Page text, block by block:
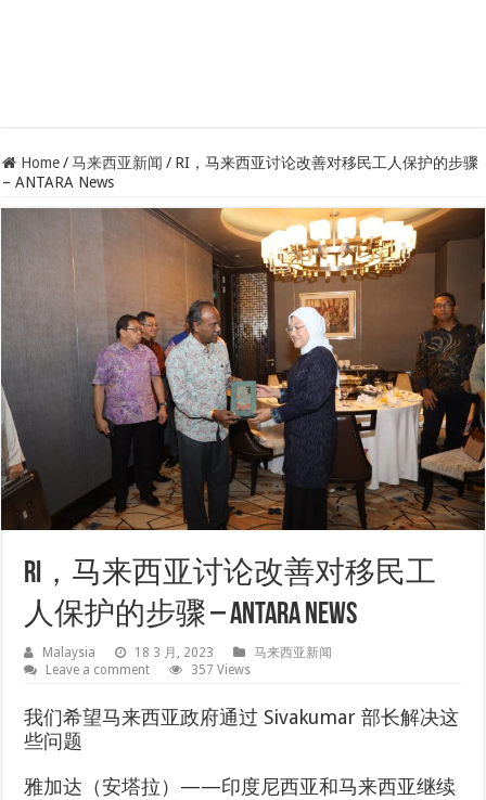
Home / 马来西亚新闻 / RI，马来西亚讨论改善对移民工人保护的步骤
– ANTARA News
RI，马来西亚讨论改善对移民工
人保护的步骤 – ANTARA News
Malaysia 18 3 月, 2023
马来西亚新闻
Leave a comment
357 Views
我们希望马来西亚政府通过 Sivakumar 部长解决这
些问题
雅加达（安塔拉）——印度尼西亚和马来西亚继续